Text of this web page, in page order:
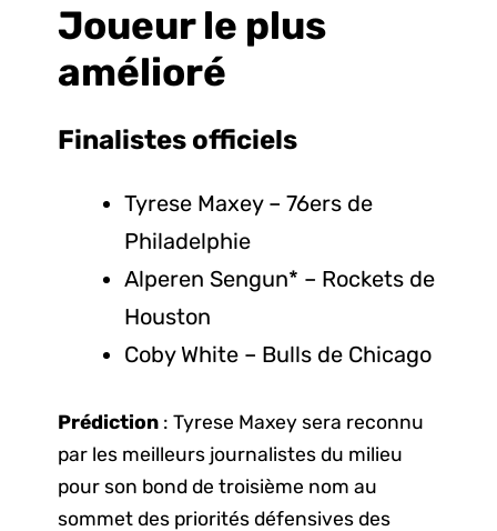
Joueur le plus
amélioré
Finalistes officiels
Tyrese Maxey – 76ers de
Philadelphie
Alperen Sengun* – Rockets de
Houston
Coby White – Bulls de Chicago
Prédiction : Tyrese Maxey sera reconnu
par les meilleurs journalistes du milieu
pour son bond de troisième nom au
sommet des priorités défensives des